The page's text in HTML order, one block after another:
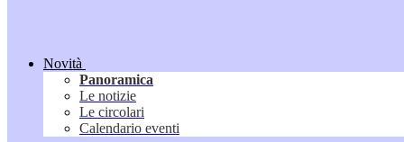
Novità
Panoramica
Le notizie
Le circolari
Calendario eventi